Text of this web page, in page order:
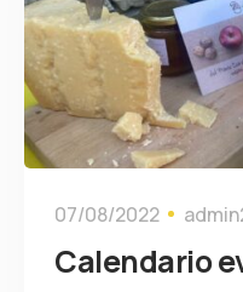
07/08/2022
Calendario